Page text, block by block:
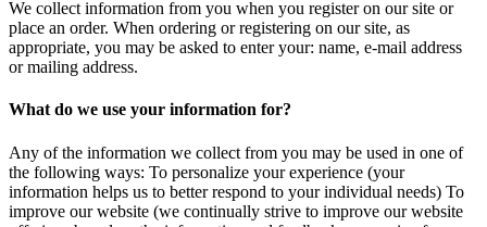
We collect information from you when you register on our site or
place an order. When ordering or registering on our site, as
appropriate, you may be asked to enter your: name, e-mail address
or mailing address.
What do we use your information for?
Any of the information we collect from you may be used in one of
the following ways: To personalize your experience (your
information helps us to better respond to your individual needs) To
improve our website (we continually strive to improve our website